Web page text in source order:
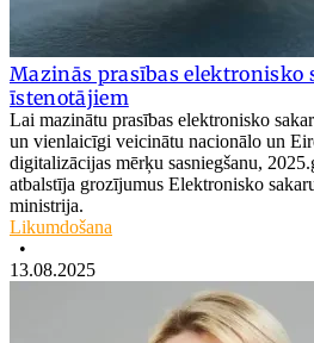
Mazinās prasības
īstenotājiem
Lai mazinātu prasības elektronisko
un vienlaicīgi veicinātu nacionālo un
digitalizācijas mērķu sasniegšanu,
atbalstīja grozījumus Elektronisko
ministrija.
Likumdošana
•
13.08.2025